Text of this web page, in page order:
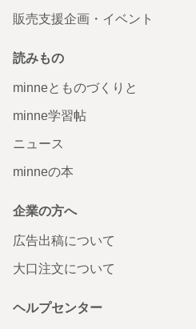
販売支援企画・イベント
読みもの
minneとものづくりと
minne学習帖
ニュース
minneの本
企業の方へ
広告出稿について
大口注文について
ヘルプセンター